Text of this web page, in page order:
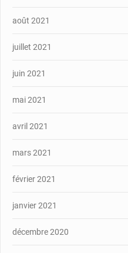
août 2021
juillet 2021
juin 2021
mai 2021
avril 2021
mars 2021
février 2021
janvier 2021
décembre 2020